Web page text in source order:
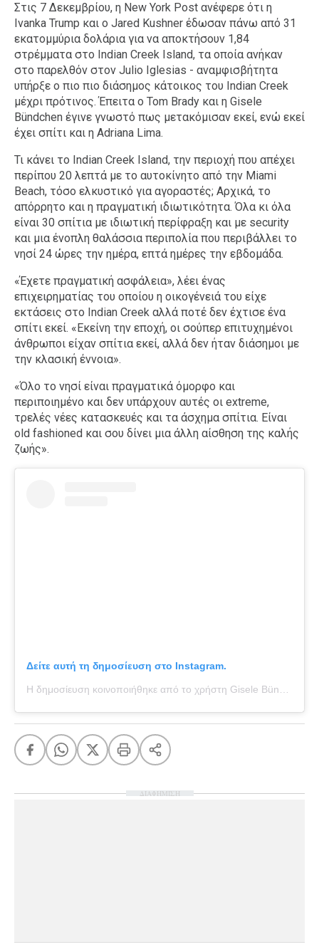
Στις 7 Δεκεμβρίου, η New York Post ανέφερε ότι η
Ivanka Trump και ο Jared Kushner έδωσαν πάνω από 31
εκατομμύρια δολάρια για να αποκτήσουν 1,84
στρέμματα στο Indian Creek Island, τα οποία ανήκαν
στο παρελθόν στον Julio Iglesias - αναμφισβήτητα
υπήρξε ο πιο πιο διάσημος κάτοικος του Indian Creek
μέχρι πρότινος. Έπειτα ο Tom Brady και η Gisele
Bündchen έγινε γνωστό πως μετακόμισαν εκεί, ενώ εκεί
έχει σπίτι και η Adriana Lima.
Τι κάνει το Indian Creek Island, την περιοχή που απέχει
περίπου 20 λεπτά με το αυτοκίνητο από την Miami
Beach, τόσο ελκυστικό για αγοραστές; Αρχικά, το
απόρρητο και η πραγματική ιδιωτικότητα. Όλα κι όλα
είναι 30 σπίτια με ιδιωτική περίφραξη και με security
και μια ένοπλη θαλάσσια περιπολία που περιβάλλει το
νησί 24 ώρες την ημέρα, επτά ημέρες την εβδομάδα.
«Έχετε πραγματική ασφάλεια», λέει ένας
επιχειρηματίας του οποίου η οικογένειά του είχε
εκτάσεις στο Indian Creek αλλά ποτέ δεν έχτισε ένα
σπίτι εκεί. «Εκείνη την εποχή, οι σούπερ επιτυχημένοι
άνθρωποι είχαν σπίτια εκεί, αλλά δεν ήταν διάσημοι με
την κλασική έννοια».
«Όλο το νησί είναι πραγματικά όμορφο και
περιποιημένο και δεν υπάρχουν αυτές οι extreme,
τρελές νέες κατασκευές και τα άσχημα σπίτια. Είναι
old fashioned και σου δίνει μια άλλη αίσθηση της καλής
ζωής».
Δείτε αυτή τη δημοσίευση στο Instagram.
ΔΙΑΦΗΜΙΣΗ